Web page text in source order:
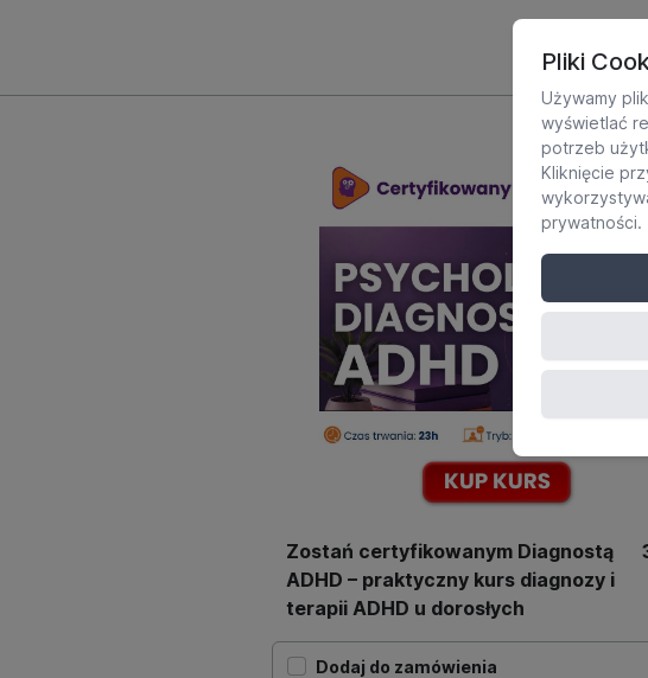
Zostań certyfikowanym Diagnostą
ADHD – praktyczny kurs diagnozy i
terapii ADHD u dorosłych
Dodaj do zamówienia
Pliki
Używamy
wyświetlać
potrzeb
Kliknięcie
prywatności.